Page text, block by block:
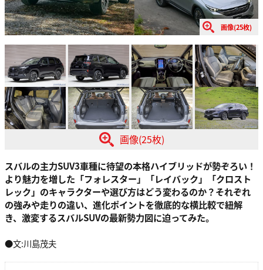
画像(25枚)
画像(25枚)
スバルの主力SUV3車種に待望の本格ハイブリッドが勢ぞろい！
より魅力を増した「フォレスター」「レイバック」「クロスト
レック」のキャラクターや選び方はどう変わるのか？それぞれ
の強みや走りの違い、進化ポイントを徹底的な横比較で紐解
き、激変するスバルSUVの最新勢力図に迫ってみた。
●文:川島茂夫